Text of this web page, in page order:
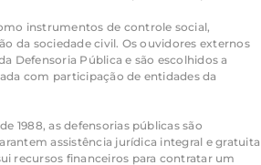
instrumentos de controle social,
da sociedade civil. Os ouvidores externos
Defensoria Pública e são escolhidos a
com participação de entidades da
1988, as defensorias públicas são
assistência jurídica integral e gratuita
recursos financeiros para contratar um